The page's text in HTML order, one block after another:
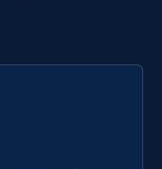
search US
and more.